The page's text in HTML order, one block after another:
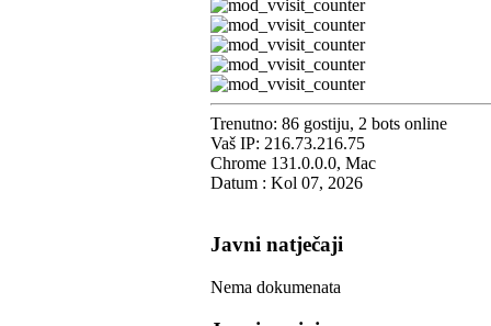
Trenutno: 86 gostiju, 2 bots online
Vaš IP: 216.73.216.75
Chrome 131.0.0.0, Mac
Datum : Kol 07, 2026
Javni natječaji
Nema dokumenata